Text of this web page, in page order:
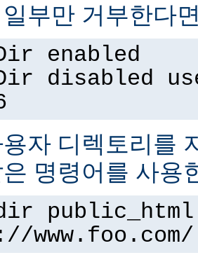
부만 거부한다
enabled
disabled
자 디렉토리를
명령어를 사용
www.foo.com/